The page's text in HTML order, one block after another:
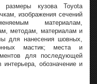
размеры кузова Toyota
изображения сечений
материалам,
методам, материалам и
для нанесения шовных,
мастик; места и
для последующей
обозначение и